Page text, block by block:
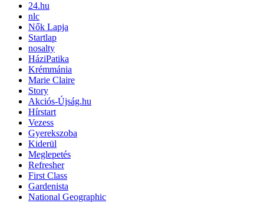
24.hu
nlc
Nők Lapja
Startlap
nosalty
HáziPatika
Krémmánia
Marie Claire
Story
Akciós-Újság.hu
Hírstart
Vezess
Gyerekszoba
Kiderül
Meglepetés
Refresher
First Class
Gardenista
National Geographic